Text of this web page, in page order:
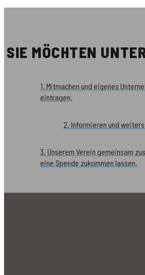
SIE MÖCHTEN
1. Mitmachen und eigenes
eintragen.
2. Informieren und
3. Unserem Verein gemeinsam
eine Spende zukommen lassen.